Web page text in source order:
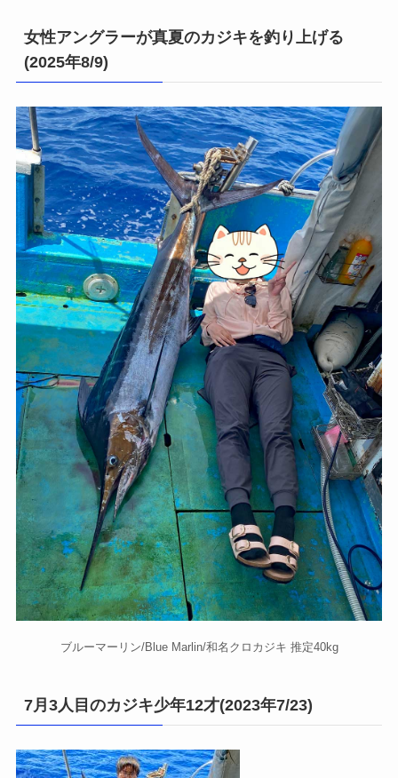
女性アングラーが真夏のカジキを釣り上げる
(2025年8/9)
ブルーマーリン/Blue Marlin/和名クロカジキ 推定40kg
7月3人目のカジキ少年12才(2023年7/23)